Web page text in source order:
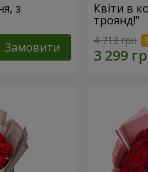
з
Замовити
Квіти в
троянд!"
4 713 грн